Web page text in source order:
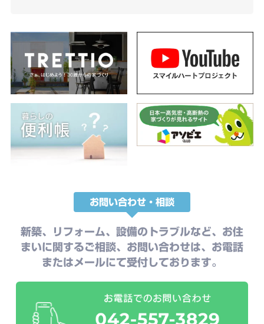
お問い合わせ・相談
新築、リフォーム、設備のトラブルなど、お住
まいに関するご相談、お問い合わせは、お電話
またはメールにて受付しております。